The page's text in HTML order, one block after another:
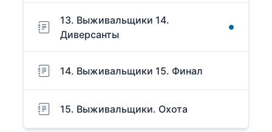
13. Выживальщики 14.
Диверсанты
14. Выживальщики 15. Финал
15. Выживальщики. Охота